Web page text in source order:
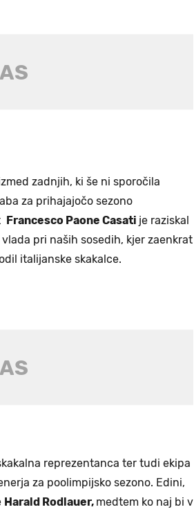
zadnjih, ki še ni sporočila
za prihajajočo sezono
Francesco Paone Casati je raziskal
pri naših sosedih, kjer zaenkrat
italijanske skakalce.
reprezentanca ter tudi ekipa
za poolimpijsko sezono. Edini,
Harald Rodlauer, medtem ko naj bi v